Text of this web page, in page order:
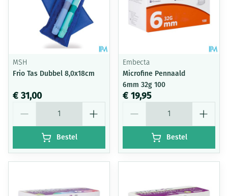
MSH
Frio Tas Dubbel 8,0x18cm
€ 31,00
Bestel
Embecta
Microfine Pennaald
6mm 32g 100
€ 19,95
Bestel